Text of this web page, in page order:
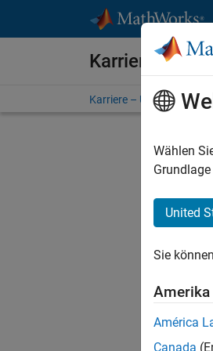
Karriere bei
Karriere – Übersicht
Wählen
United
Sie
Amerika
América
Canada